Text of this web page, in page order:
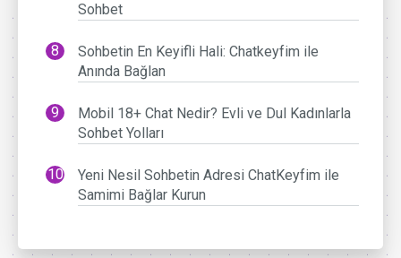
Sohbet
Sohbetin En Keyifli Hali: Chatkeyfim ile
Anında Bağlan
Mobil 18+ Chat Nedir? Evli ve Dul Kadınlarla
Sohbet Yolları
Yeni Nesil Sohbetin Adresi ChatKeyfim ile
Samimi Bağlar Kurun